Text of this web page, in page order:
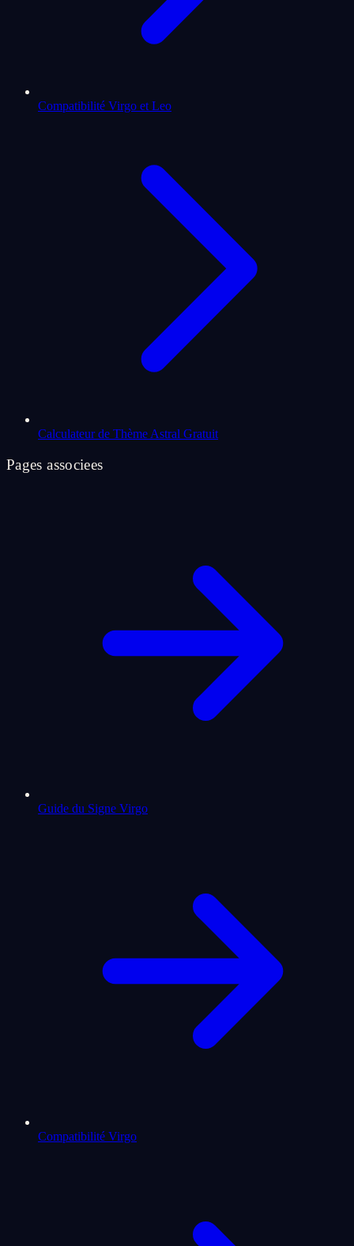
Compatibilité Virgo et Leo
Calculateur de Thème Astral Gratuit
Pages associees
Guide du Signe Virgo
Compatibilité Virgo